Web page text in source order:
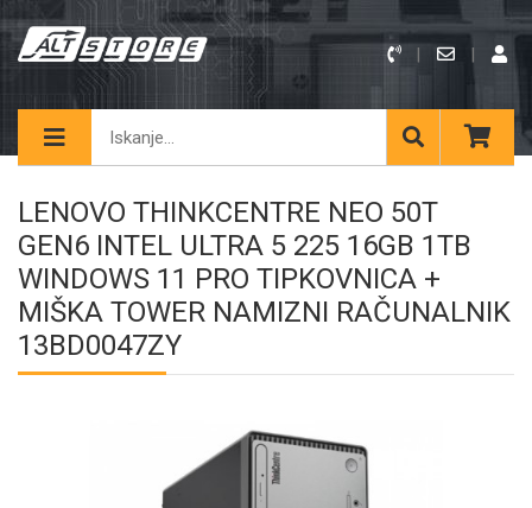
LENOVO THINKCENTRE NEO 50T
GEN6 INTEL ULTRA 5 225 16GB 1TB
WINDOWS 11 PRO TIPKOVNICA +
MIŠKA TOWER NAMIZNI RAČUNALNIK
13BD0047ZY